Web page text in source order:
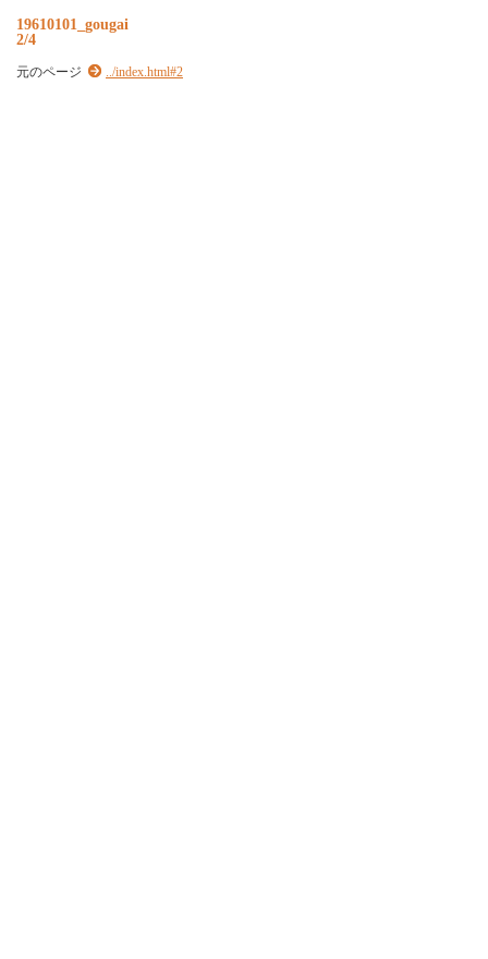
19610101_gougai
2/4
元のページ ../index.html#2